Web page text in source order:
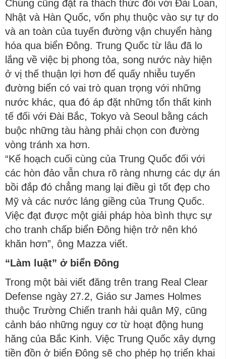
Chúng cũng đặt ra thách thức đối với Đài Loan,
Nhật và Hàn Quốc, vốn phụ thuộc vào sự tự do
và an toàn của tuyến đường vận chuyển hàng
hóa qua biển Đông. Trung Quốc từ lâu đã lo
lắng về việc bị phong tỏa, song nước này hiện
ở vị thế thuận lợi hơn để quấy nhiễu tuyến
đường biển có vai trò quan trọng với những
nước khác, qua đó áp đặt những tổn thất kinh
tế đối với Đài Bắc, Tokyo và Seoul bằng cách
buộc những tàu hàng phải chọn con đường
vòng tránh xa hơn.
“Kế hoạch cuối cùng của Trung Quốc đối với
các hòn đảo vẫn chưa rõ ràng nhưng các dự án
bồi đắp đó chẳng mang lại điều gì tốt đẹp cho
Mỹ và các nước láng giềng của Trung Quốc.
Việc đạt được một giải pháp hòa bình thực sự
cho tranh chấp biển Đông hiện trở nên khó
khăn hơn”, ông Mazza viết.
“Làm luật” ở biển Đông
Trong một bài viết đăng trên trang Real Clear
Defense ngày 27.2, Giáo sư James Holmes
thuộc Trường Chiến tranh hải quân Mỹ, cũng
cảnh báo những nguy cơ từ hoạt động hung
hăng của Bắc Kinh. Việc Trung Quốc xây dựng
tiền đồn ở biển Đông sẽ cho phép họ triển khai